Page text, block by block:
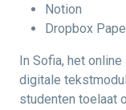
Notion
Dropbox
In Sofia, het
digitale
studenten toelaat